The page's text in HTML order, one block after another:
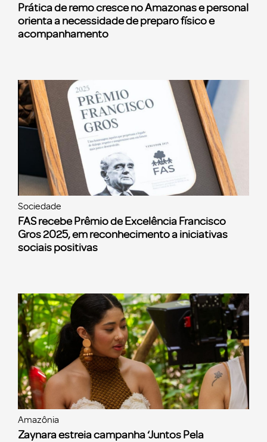
Prática de remo cresce no Amazonas e personal
orienta a necessidade de preparo físico e
acompanhamento
Sociedade
FAS recebe Prêmio de Excelência Francisco
Gros 2025, em reconhecimento a iniciativas
sociais positivas
Amazônia
Zaynara estreia campanha ‘Juntos Pela